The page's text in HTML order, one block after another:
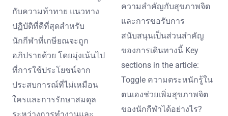
กับความท้าทาย แนวทาง
ปฏิบัติที่ดีที่สุดสำหรับ
นักกีฬาที่เกษียณจะถูก
อภิปรายด้วย โดยมุ่งเน้นไป
ที่การใช้ประโยชน์จาก
ประสบการณ์ที่ไม่เหมือน
ใครและการรักษาสมดุล
ความสำคัญกับสุขภาพจิต
และการขอรับการ
สนับสนุนเป็นส่วนสำคัญ
ของการเดินทางนี้ Key
sections in the article:
Toggle ความตระหนักรู้ใน
ตนเองช่วยเพิ่มสุขภาพจิต
ของนักกีฬาได้อย่างไร?